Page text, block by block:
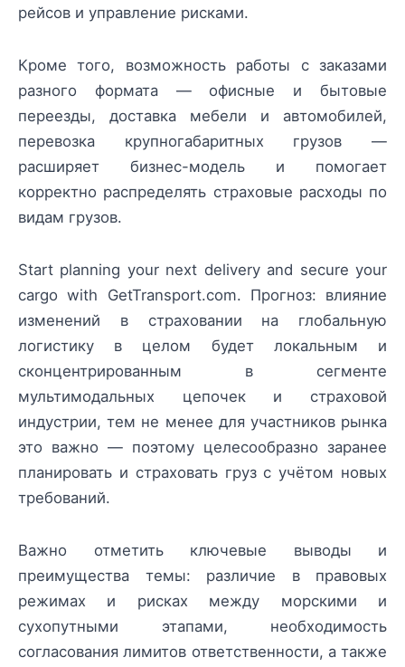
рейсов и управление рисками.
Кроме того, возможность работы с заказами
разного формата — офисные и бытовые
переезды, доставка мебели и автомобилей,
перевозка крупногабаритных грузов —
расширяет бизнес-модель и помогает
корректно распределять страховые расходы по
видам грузов.
Start planning your next delivery and secure your
cargo with GetTransport.com. Прогноз: влияние
изменений в страховании на глобальную
логистику в целом будет локальным и
сконцентрированным в сегменте
мультимодальных цепочек и страховой
индустрии, тем не менее для участников рынка
это важно — поэтому целесообразно заранее
планировать и страховать груз с учётом новых
требований.
Важно отметить ключевые выводы и
преимущества темы: различие в правовых
режимах и рисках между морскими и
сухопутными этапами, необходимость
согласования лимитов ответственности, а также